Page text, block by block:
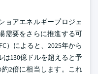
ョアエネルギープロジェ
需要をさらに推進する可
）によると、2025年から
130億ドルを超えると予
2倍に相当します。これ